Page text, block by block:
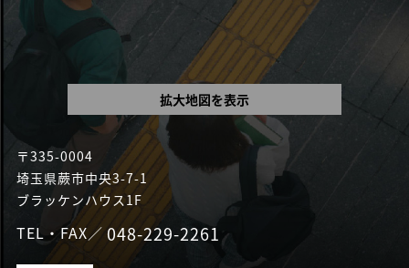
拡大地図を表示
〒335-0004
埼玉県蕨市中央3-7-1
ブラッケンハウス1F
TEL・FAX／ 048-229-2261